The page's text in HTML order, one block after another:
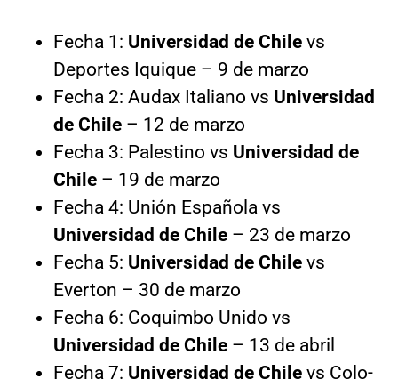
Fecha 1: Universidad de Chile vs
Deportes Iquique – 9 de marzo
Fecha 2: Audax Italiano vs Universidad
de Chile – 12 de marzo
Fecha 3: Palestino vs Universidad de
Chile – 19 de marzo
Fecha 4: Unión Española vs
Universidad de Chile – 23 de marzo
Fecha 5: Universidad de Chile vs
Everton – 30 de marzo
Fecha 6: Coquimbo Unido vs
Universidad de Chile – 13 de abril
Fecha 7: Universidad de Chile vs Colo-